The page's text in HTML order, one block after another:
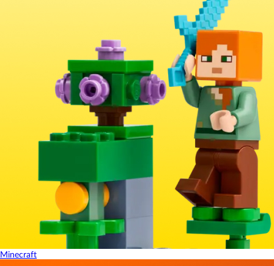
Minecraft